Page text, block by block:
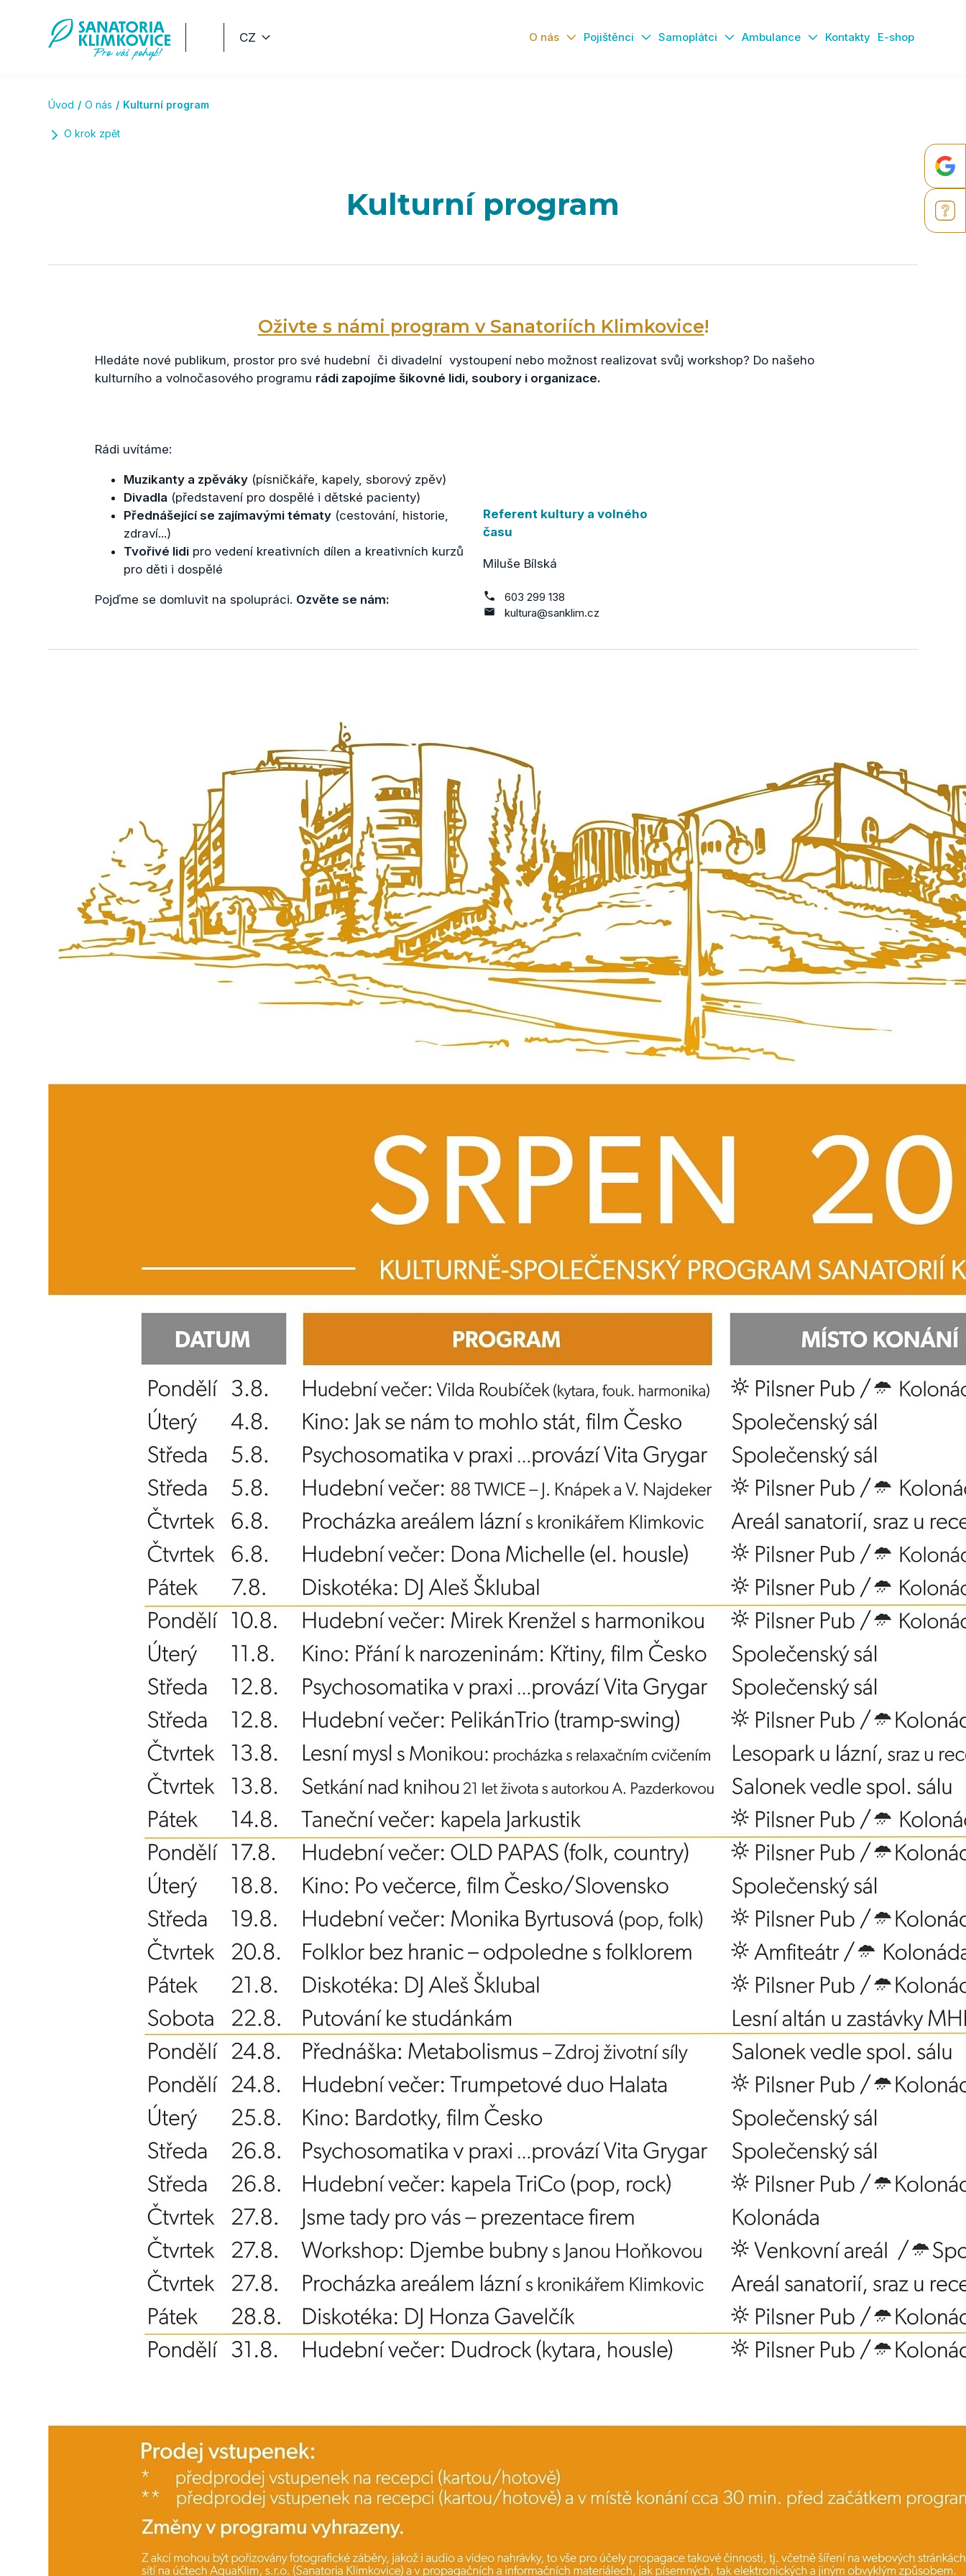
CZ O nás Pojištěnci Samoplátci Ambulance Kontakty E-shop
Úvod O nás Kulturní program
O krok zpět
Kulturní program
Oživte s námi program v Sanatoriích Klimkovice!
Hledáte nové publikum, prostor pro své hudební či divadelní vystoupení nebo možnost realizovat svůj workshop? Do našeho
kulturního a volnočasového programu rádi zapojíme šikovné lidi, soubory i organizace.
Rádi uvítáme:
Muzikanty a zpěváky (písničkáře, kapely, sborový zpěv)
Divadla (představení pro dospělé i dětské pacienty)
Přednášející se zajímavými tématy (cestování, historie,
zdraví...)
Tvořivé lidi pro vedení kreativních dílen a kreativních kurzů
pro děti i dospělé
Pojďme se domluvit na spolupráci. Ozvěte se nám:
Referent kultury a volného
času
Miluše Bílská
603 299 138
kultura@sanklim.cz